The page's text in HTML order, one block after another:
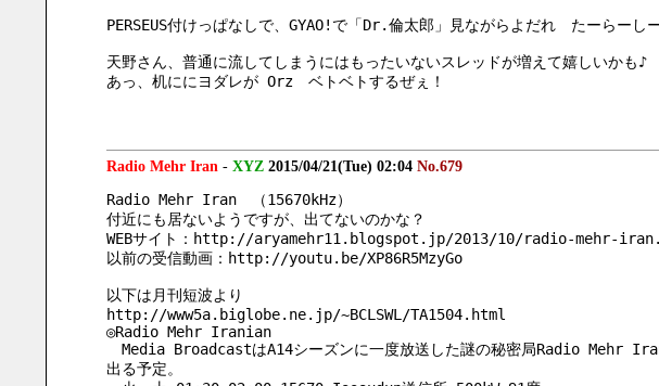
PERSEUS付けっぱなしで、GYAO!で「Dr.倫太郎」見ながらよだれ　たーらーし
天野さん、普通に流してしまうにはもったいないスレッドが増えて嬉しいかも♪
あっ、机ににヨダレが Orz　ベトベトするぜぇ！
Radio Mehr Iran- XYZ 2015/04/21(Tue) 02:04 No.679
Radio Mehr Iran　（15670kHz）
付近にも居ないようですが、出てないのかな？
WEBサイト：http://aryamehr11.blogspot.jp/2013/10/radio-mehr-
以前の受信動画：http://youtu.be/XP86R5MzyGo
以下は月刊短波より
http://www5a.biglobe.ne.jp/~BCLSWL/TA1504.html
◎Radio Mehr Iranian
Media BroadcastはA14シーズンに一度放送した謎の秘密局Radio Mehr
出る予定。